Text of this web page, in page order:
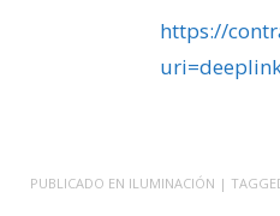
https://
PUBLICADO EN ILUMINACIÓN |